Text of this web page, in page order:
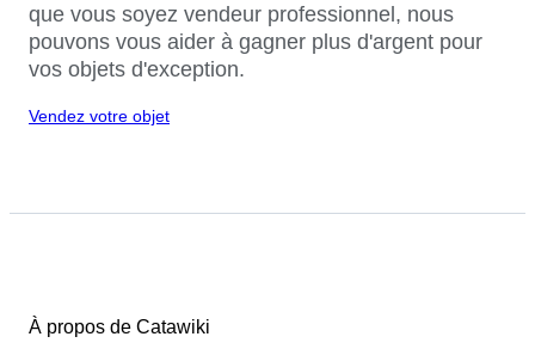
que vous soyez vendeur professionnel, nous
pouvons vous aider à gagner plus d'argent pour
vos objets d'exception.
Vendez votre objet
À propos de Catawiki